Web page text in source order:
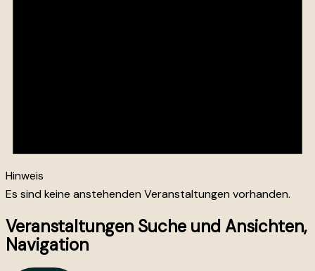
Hinweis
Es sind keine anstehenden Veranstaltungen vorhanden.
Veranstaltungen Suche und Ansichten,
Navigation